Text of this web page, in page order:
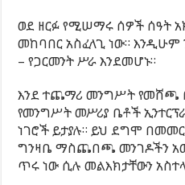
ወደ ዘርፉ የሚሠማሩ ሰዎች ሰዓት
መከባበር አስፈላጊ ነው።
– የጋርመንት ሥራ እንደመሆኑ።
እንደ ተጨማሪ መንግሥት የመሸጫ
የመንግሥት መሥሪያ ቤቶች
ነገሮች ይታያሉ። ይህ ደግሞ
ግንዛቤ ማስጨበጫ መንገዶችን
ጥሩ ነው ሲሉ መልእክታቸውን